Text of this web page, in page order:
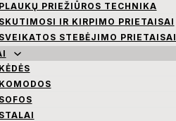
PLAUKŲ PRIEŽIŪROS TECHNIKA
SKUTIMOSI IR KIRPIMO PRIETAISAI
SVEIKATOS STEBĖJIMO PRIETAISAI
KĖDĖS
KOMODOS
SOFOS
STALAI